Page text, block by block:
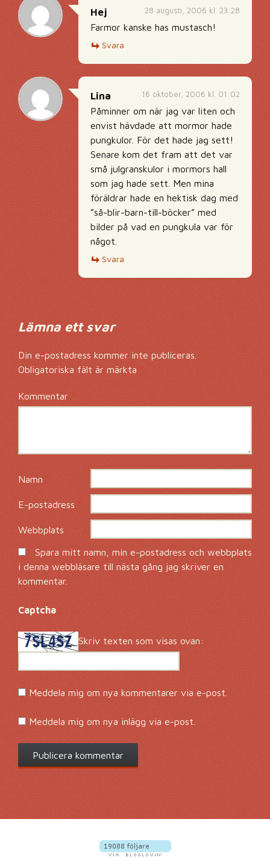
28 augusti, 2006 kl. 23:28
Hej
Farmor kanske has mustasch!
Svara
16 oktober, 2006 kl. 01:02
Lina
Påminner om när jag var liten och
envist hävdade att mormor hade
pungkulor. För det hade jag sett!
Senare kom det fram att det var
små julgranskulor i mormors hall
som jag hade sett. Men mina
föräldrar hade en hektisk dag med
”så-blir-barn-till-böcker” med
bilder på vad en pungkula var för
något.
Svara
Lämna ett svar
Din e-postadress kommer inte publiceras.
Obligatoriska fält är märkta *
Kommentar*
Namn*
E-postadress*
Webbplats
Spara mitt namn, min e-postadress och webbplats
i denna webbläsare till nästa gång jag skriver en
kommentar.
Captcha *
Skriv texten som visas ovan:
Meddela mig om nya kommentarer via e-post.
Meddela mig om nya inlägg via e-post.